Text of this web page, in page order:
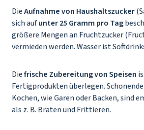
DieAufnahme von Haushaltszucker
sich aufunter 25 Gramm pro Tag
größere Mengen an Fruchtzucker
vermieden werden. Wasser ist
Diefrische Zubereitung von Speisen
Fertigprodukten überlegen.
Kochen, wie Garen oder Backen, sind
als z. B. Braten und Frittieren.